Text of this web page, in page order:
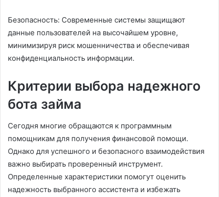
Безопасность: Современные системы защищают
данные пользователей на высочайшем уровне,
минимизируя риск мошенничества и обеспечивая
конфиденциальность информации.
Критерии выбора надежного
бота займа
Сегодня многие обращаются к программным
помощникам для получения финансовой помощи.
Однако для успешного и безопасного взаимодействия
важно выбирать проверенный инструмент.
Определенные характеристики помогут оценить
надежность выбранного ассистента и избежать